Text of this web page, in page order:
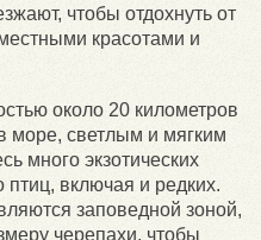
чтобы отдохнуть от
красотами и
около 20 километров
море, светлым и мягким
много экзотических
включая и редких.
заповедной зоной,
черепахи, чтобы